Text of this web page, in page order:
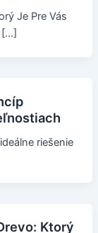
Je Pre Vás
[…]
riešenie
Ktorý